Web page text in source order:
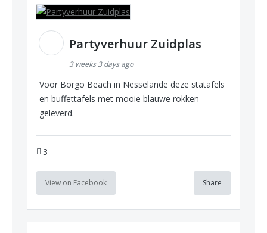
Partyverhuur Zuidplas
3 weeks 3 days ago
Voor Borgo Beach in Nesselande deze statafels
en buffettafels met mooie blauwe rokken
geleverd.
3
View on Facebook Share